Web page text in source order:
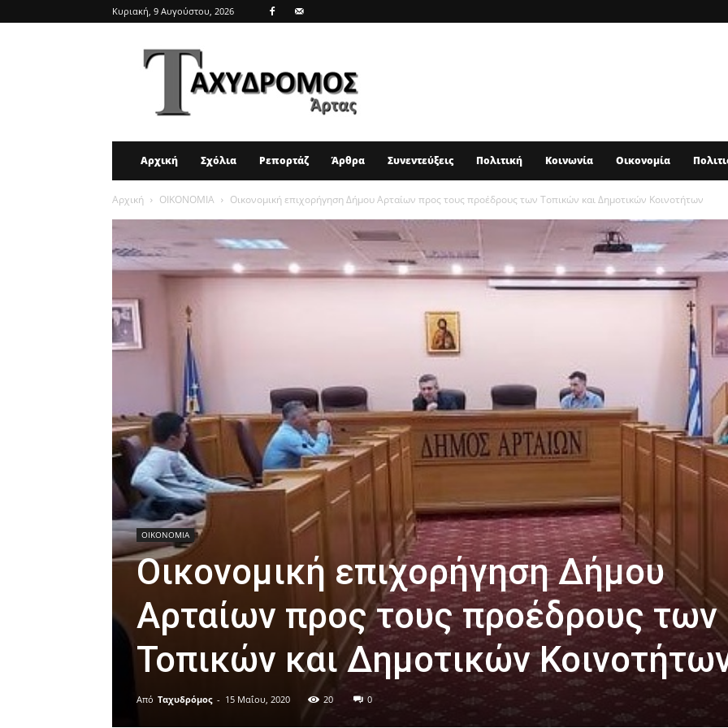
Κυριακή, 9 Αυγούστου, 2026
ΤΑΧΥΔΡΟΜΟΣ
Αρχική Σχόλια Ρεπορτάζ Άρθρα Συνεντεύξεις Πολιτική Κοινωνία Οικονομία
Αρχική ΟΙΚΟΝΟΜΙΑ Οικονομική επιχορήγηση Δήμου Αρταίων προς τους προέδρους των Τοπικών και Δημοτικών Κοινοτήτων
ΟΙΚΟΝΟΜΙΑ
Οικονομική επιχορήγηση Δήμου
Αρταίων προς τους προέδρους των
Τοπικών και Δημοτικών
Από Ταχυδρόμος - 15 Μαΐου, 2020 20 0